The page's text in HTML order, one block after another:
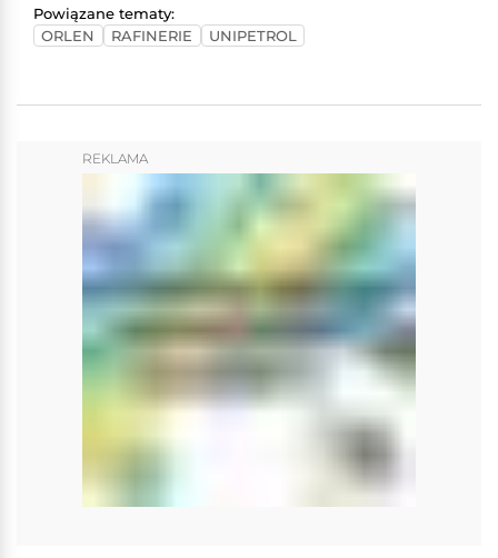
Powiązane tematy:
ORLEN
RAFINERIE UNIPETROL
REKLAMA